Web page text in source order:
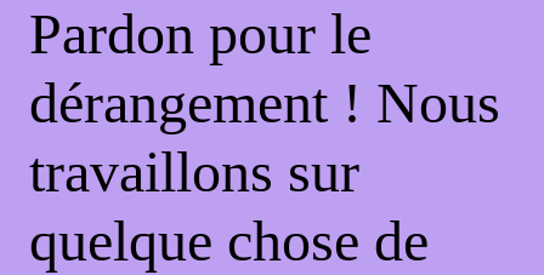
Pardon pour le
dérangement ! Nous
travaillons sur
quelque chose de